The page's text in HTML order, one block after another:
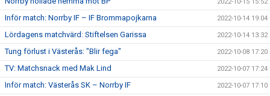
Inför match: Norrby IF – IF Brommapojkarna 2022-10-14 19:04
Lördagens matchvärd: Stiftelsen Garissa 2022-10-14 13:32
Tung förlust i Västerås: "Blir fega" 2022-10-08 17:20
TV: Matchsnack med Mak Lind 2022-10-07 17:24
Inför match: Västerås SK – Norrby IF 2022-10-07 17:10